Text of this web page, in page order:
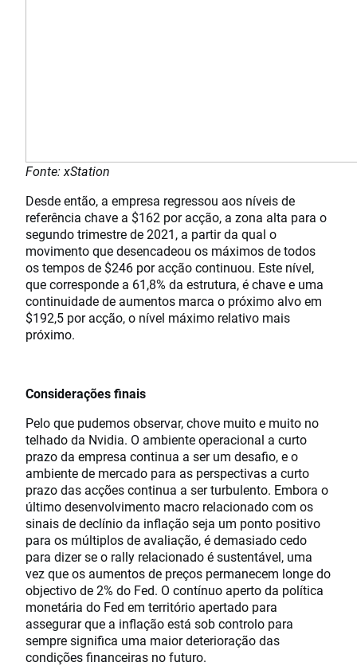
Fonte: xStation
Desde então, a empresa regressou aos níveis de
referência chave a $162 por acção, a zona alta para o
segundo trimestre de 2021, a partir da qual o
movimento que desencadeou os máximos de todos
os tempos de $246 por acção continuou. Este nível,
que corresponde a 61,8% da estrutura, é chave e uma
continuidade de aumentos marca o próximo alvo em
$192,5 por acção, o nível máximo relativo mais
próximo.
Considerações finais
Pelo que pudemos observar, chove muito e muito no
telhado da Nvidia. O ambiente operacional a curto
prazo da empresa continua a ser um desafio, e o
ambiente de mercado para as perspectivas a curto
prazo das acções continua a ser turbulento. Embora o
último desenvolvimento macro relacionado com os
sinais de declínio da inflação seja um ponto positivo
para os múltiplos de avaliação, é demasiado cedo
para dizer se o rally relacionado é sustentável, uma
vez que os aumentos de preços permanecem longe do
objectivo de 2% do Fed. O contínuo aperto da política
monetária do Fed em território apertado para
assegurar que a inflação está sob controlo para
sempre significa uma maior deterioração das
condições financeiras no futuro.